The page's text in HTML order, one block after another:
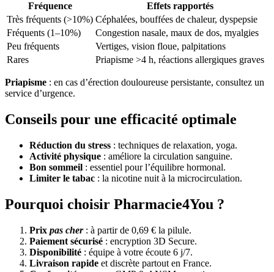
Fréquence
Effets rapportés
Très fréquents (>10%) Céphalées, bouffées de chaleur, dyspepsie
Fréquents (1–10%)
Congestion nasale, maux de dos, myalgies
Peu fréquents
Vertiges, vision floue, palpitations
Rares
Priapisme >4 h, réactions allergiques graves
Priapisme : en cas d’érection douloureuse persistante, consultez un
service d’urgence.
Conseils pour une efficacité optimale
Réduction du stress : techniques de relaxation, yoga.
Activité physique : améliore la circulation sanguine.
Bon sommeil : essentiel pour l’équilibre hormonal.
Limiter le tabac : la nicotine nuit à la microcirculation.
Pourquoi choisir Pharmacie4You ?
Prix pas cher: à partir de 0,69 € la pilule.
Paiement sécurisé : encryption 3D Secure.
Disponibilité : équipe à votre écoute 6 j/7.
Livraison rapide et discrète partout en France.